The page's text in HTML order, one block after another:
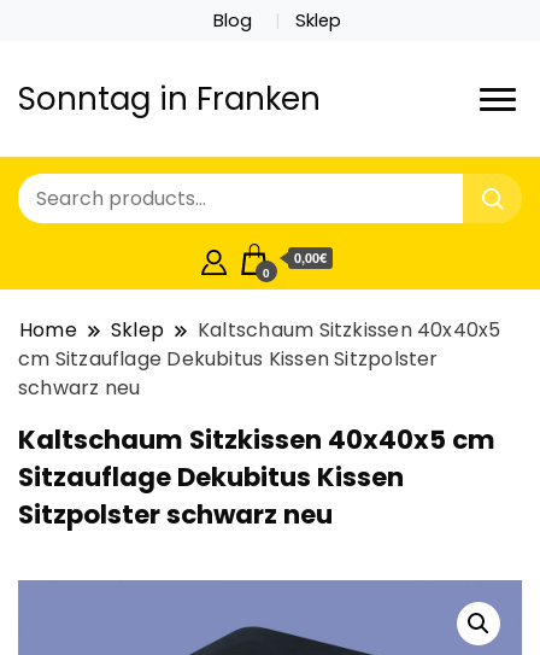
Blog Sklep
Sonntag in Franken
0
0,00€
Home Sklep
Kaltschaum Sitzkissen 40x40x5
cm Sitzauflage Dekubitus Kissen Sitzpolster
schwarz neu
Kaltschaum Sitzkissen 40x40x5 cm
Sitzauflage Dekubitus Kissen
Sitzpolster schwarz neu